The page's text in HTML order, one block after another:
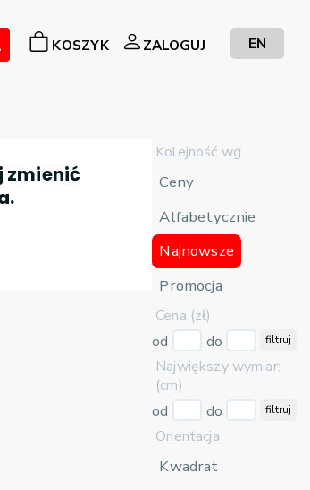
KOSZYK ZALOGUJ EN
Kolejność wg.
Ceny
Alfabetycznie
Najnowsze
Promocja
Cena (zł)
od
do filtruj
Największy wymiar:
(cm)
od
do filtruj
Orientacja
Kwadrat
zmienić